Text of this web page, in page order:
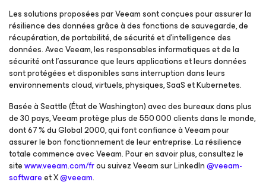
Les solutions proposées par Veeam sont conçues pour assurer la
résilience des données grâce à des fonctions de sauvegarde, de
récupération, de portabilité, de sécurité et d’intelligence des
données. Avec Veeam, les responsables informatiques et de la
sécurité ont l’assurance que leurs applications et leurs données
sont protégées et disponibles sans interruption dans leurs
environnements cloud, virtuels, physiques, SaaS et Kubernetes.
Basée à Seattle (État de Washington) avec des bureaux dans plus
de 30 pays, Veeam protège plus de 550 000 clients dans le monde,
dont 67 % du Global 2000, qui font confiance à Veeam pour
assurer le bon fonctionnement de leur entreprise. La résilience
totale commence avec Veeam. Pour en savoir plus, consultez le
sitewww.veeam.com/frou suivez Veeam sur LinkedIn@veeam-
softwareet X@veeam.